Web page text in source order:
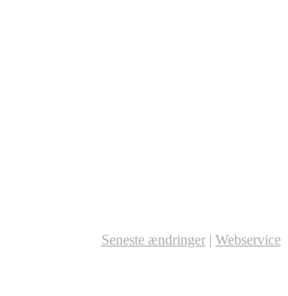
Seneste ændringer | Webservice